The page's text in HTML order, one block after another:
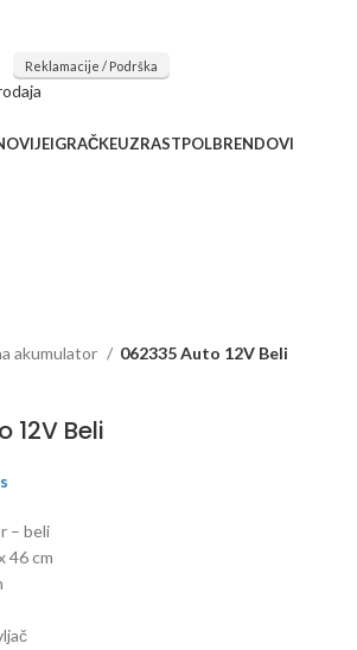
Reklamacije / Podrška
IGRAČKEUZRASTPOLBRENDOVI
akumulator
062335 Auto 12V Beli
12V Beli
– beli
46 cm